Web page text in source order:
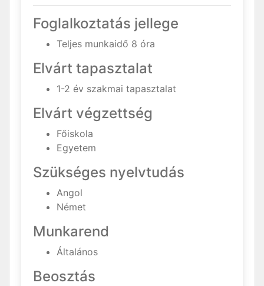
Foglalkoztatás jellege
Teljes munkaidő 8 óra
Elvárt tapasztalat
1-2 év szakmai tapasztalat
Elvárt végzettség
Főiskola
Egyetem
Szükséges nyelvtudás
Angol
Német
Munkarend
Általános
Beosztás